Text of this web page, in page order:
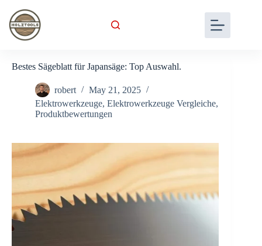
content
Bestes Sägeblatt für Japansäge: Top Auswahl.
robert
May 21, 2025
Elektrowerkzeuge, Elektrowerkzeuge Vergleiche,
Produktbewertungen